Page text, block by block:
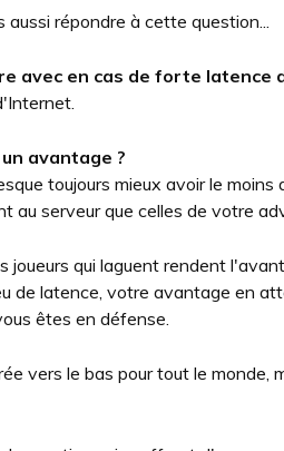
aussi répondre à cette question...
avec en cas de forte latence
avantage ?
toujours mieux avoir le moins
au serveur que celles de votre
joueurs qui laguent rendent
de latence, votre avantage en
êtes en défense.
vers le bas pour tout le monde,